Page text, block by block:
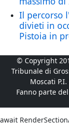
Il percorso
divieti in
Pistoia in
© Copyright
Tribunale di
Moscati
Fanno parte
await